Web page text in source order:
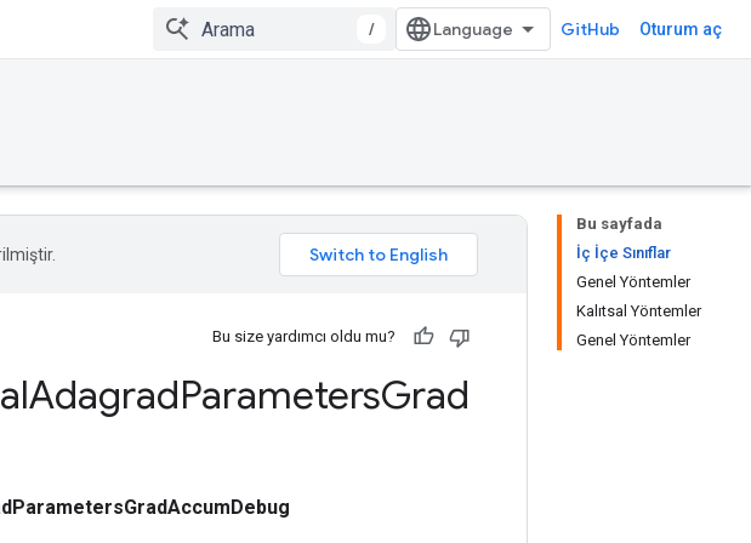
/ GitHub Oturum aç
Bu sayfada
İç İçe Sınıflar
Genel Yöntemler
Kalıtsal Yöntemler
Genel Yöntemler
Bu size yardımcı oldu mu?
AdagradParametersGrad